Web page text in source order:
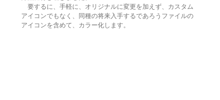
要するに、手軽に、オリジナルに変更を加えず、カスタム
アイコンでもなく、同種の将来入手するであろうファイルの
アイコンを含めて、カラー化します。